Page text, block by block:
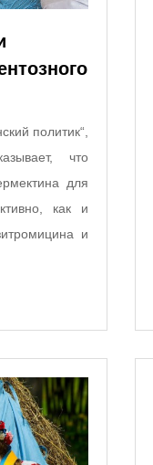
политик“,
что
для
как и
и